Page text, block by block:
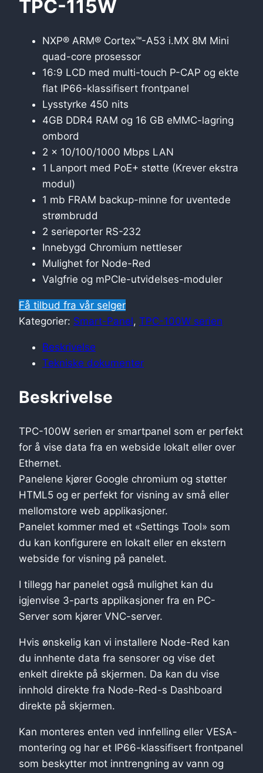
TPC-115W
NXP® ARM® Cortex™-A53 i.MX 8M Mini
quad-core prosessor
16:9 LCD med multi-touch P-CAP og ekte
flat IP66-klassifisert frontpanel
Lysstyrke 450 nits
4GB DDR4 RAM og 16 GB eMMC-lagring
ombord
2 x 10/100/1000 Mbps LAN
1 Lanport med PoE+ støtte (Krever ekstra
modul)
1 mb FRAM backup-minne for uventede
strømbrudd
2 serieporter RS-232
Innebygd Chromium nettleser
Mulighet for Node-Red
Valgfrie og mPCIe-utvidelses-moduler
Få tilbud fra vår selger
Kategorier: Smart-Panel, TPC-100W serien
Beskrivelse
Tekniske dokumenter
Beskrivelse
TPC-100W serien er smartpanel som er perfekt
for å vise data fra en webside lokalt eller over
Ethernet.
Panelene kjører Google chromium og støtter
HTML5 og er perfekt for visning av små eller
mellomstore web applikasjoner.
Panelet kommer med et «Settings Tool» som
du kan konfigurere en lokalt eller en ekstern
webside for visning på panelet.
I tillegg har panelet også mulighet kan du
igjenvise 3-parts applikasjoner fra en PC-
Server som kjører VNC-server.
Hvis ønskelig kan vi installere Node-Red kan
du innhente data fra sensorer og vise det
enkelt direkte på skjermen. Da kan du vise
innhold direkte fra Node-Red-s Dashboard
direkte på skjermen.
Kan monteres enten ved innfelling eller VESA-
montering og har et IP66-klassifisert frontpanel
som beskytter mot inntrengning av vann og